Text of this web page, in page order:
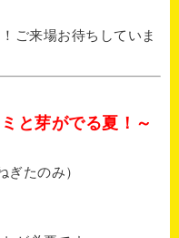
ご来場お待ちしていま
と芽がでる夏！～
たのみ）